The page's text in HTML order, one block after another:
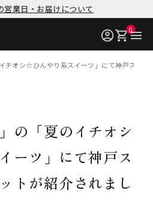
営業日・お届けについて
0
チオシ☆ひんやり系スイーツ」にて神戸スイ
の「夏のイチオシ
ーツ」にて神戸ス
トが紹介されまし